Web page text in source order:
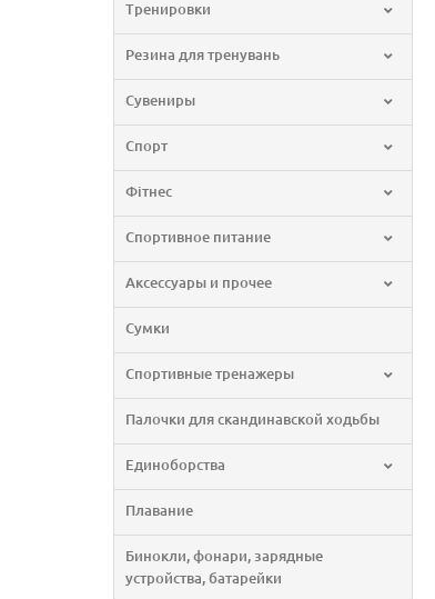
Тренировки
Резина для тренувань
Сувениры
Спорт
Фітнес
Спортивное питание
Аксессуары и прочее
Сумки
Спортивные тренажеры
Палочки для скандинавской ходьбы
Единоборства
Плавание
Бинокли, фонари, зарядные
устройства, батарейки